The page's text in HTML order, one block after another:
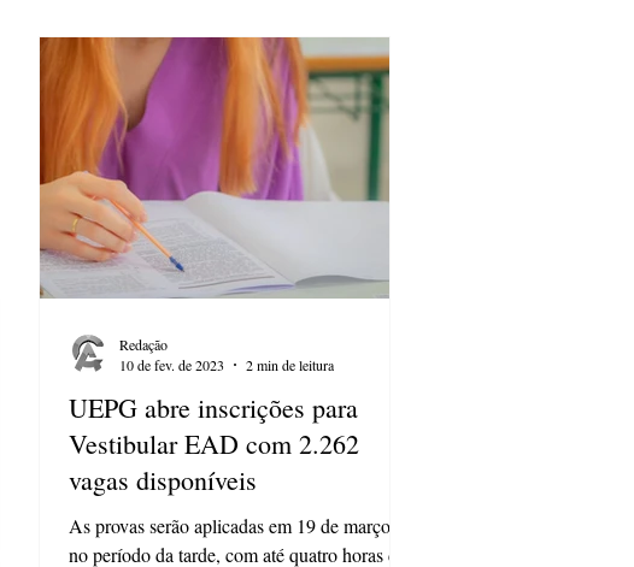
UEPG abre inscrições para
Vestibular EAD com 2.262
vagas disponíveis
As provas serão aplicadas em 19 de março,
no período da tarde, com até quatro horas de
Redação
10 de fev. de 2023
2 min de leitura